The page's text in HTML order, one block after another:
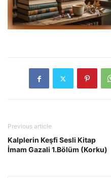
Previous article
Kalplerin Keşfi Sesli Kitap
İmam Gazali 1.Bölüm (Korku)